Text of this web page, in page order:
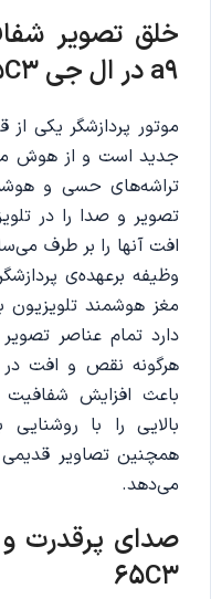
خلق تصویر
a9 در ال جی 65C3
موتور پردازشگر یکی
‌جدید است و از هوش
تراشه‌های حسی و
تصویر و صدا را در
مغز هوشمند
دارد تمام عناصر
هرگونه نقص و افت در
باعث افزایش
بالایی را با
می‌دهد.
صدای پرقدرت
65C3